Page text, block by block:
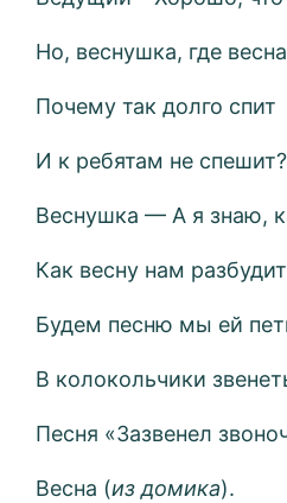
Но, веснушка, где
Почему так долго спит
И к ребятам не спешит?
Веснушка — А я знаю,
Как весну нам
Будем песню мы ей
В колокольчики
Песня «Зазвенел
Весна (из домика).